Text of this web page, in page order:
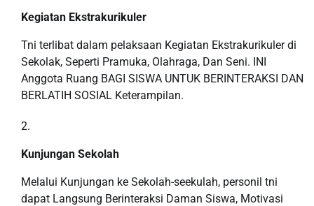
Kegiatan Ekstrakurikuler
Tni terlibat dalam pelaksaan Kegiatan Ekstrakurikuler di
Sekolak, Seperti Pramuka, Olahraga, Dan Seni. INI
Anggota Ruang BAGI SISWA UNTUK BERINTERAKSI DAN
BERLATIH SOSIAL Keterampilan.
Kunjungan Sekolah
Melalui Kunjungan ke Sekolah-seekulah, personil tni
dapat Langsung Berinteraksi Daman Siswa, Motivasi